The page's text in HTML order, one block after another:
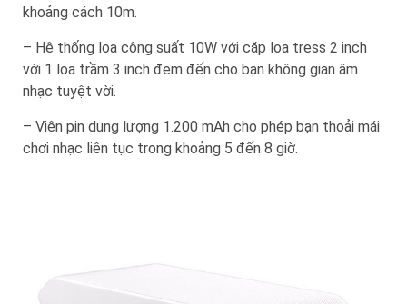
khoảng cách 10m.
– Hệ thống loa công suất 10W với cặp loa tress 2 inch
với 1 loa trầm 3 inch đem đến cho bạn không gian âm
nhạc tuyệt vời.
– Viên pin dung lượng 1.200 mAh cho phép bạn thoải mái
chơi nhạc liên tục trong khoảng 5 đến 8 giờ.